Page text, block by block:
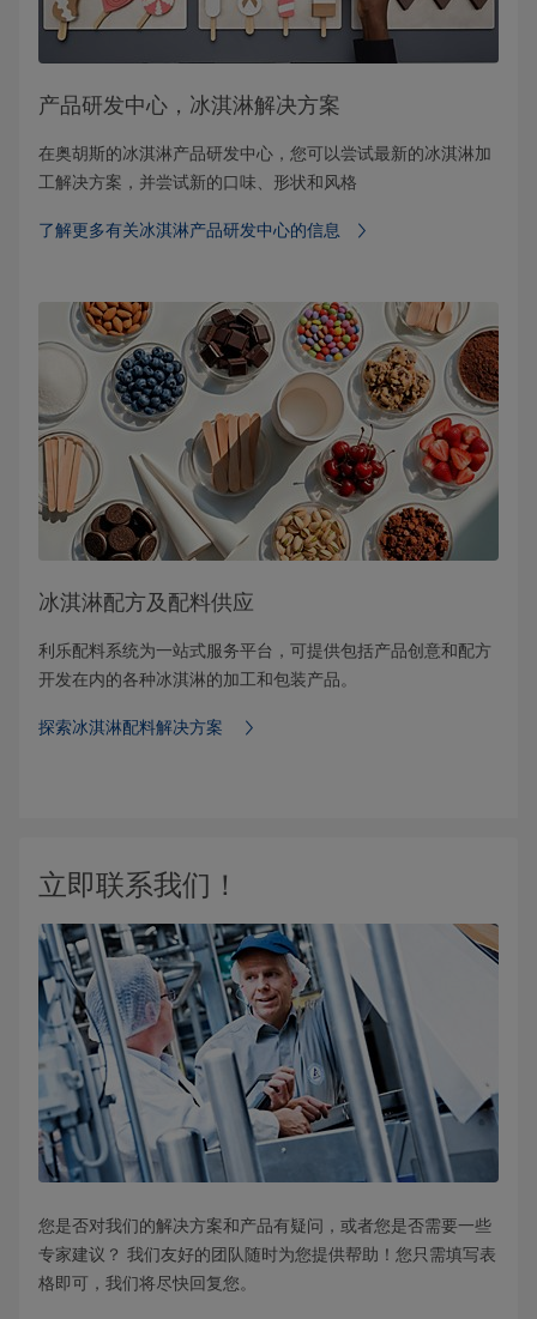
产品研发中心，冰淇淋解决方案
在奥胡斯的冰淇淋产品研发中心，您可以尝试最新的冰淇淋加
工解决方案，并尝试新的口味、形状和风格
了解更多有关冰淇淋产品研发中心的信息
冰淇淋配方及配料供应
利乐配料系统为一站式服务平台，可提供包括产品创意和配方
开发在内的各种冰淇淋的加工和包装产品。
探索冰淇淋配料解决方案
立即联系我们！
您是否对我们的解决方案和产品有疑问，或者您是否需要一些
专家建议？ 我们友好的团队随时为您提供帮助！您只需填写表
格即可，我们将尽快回复您。